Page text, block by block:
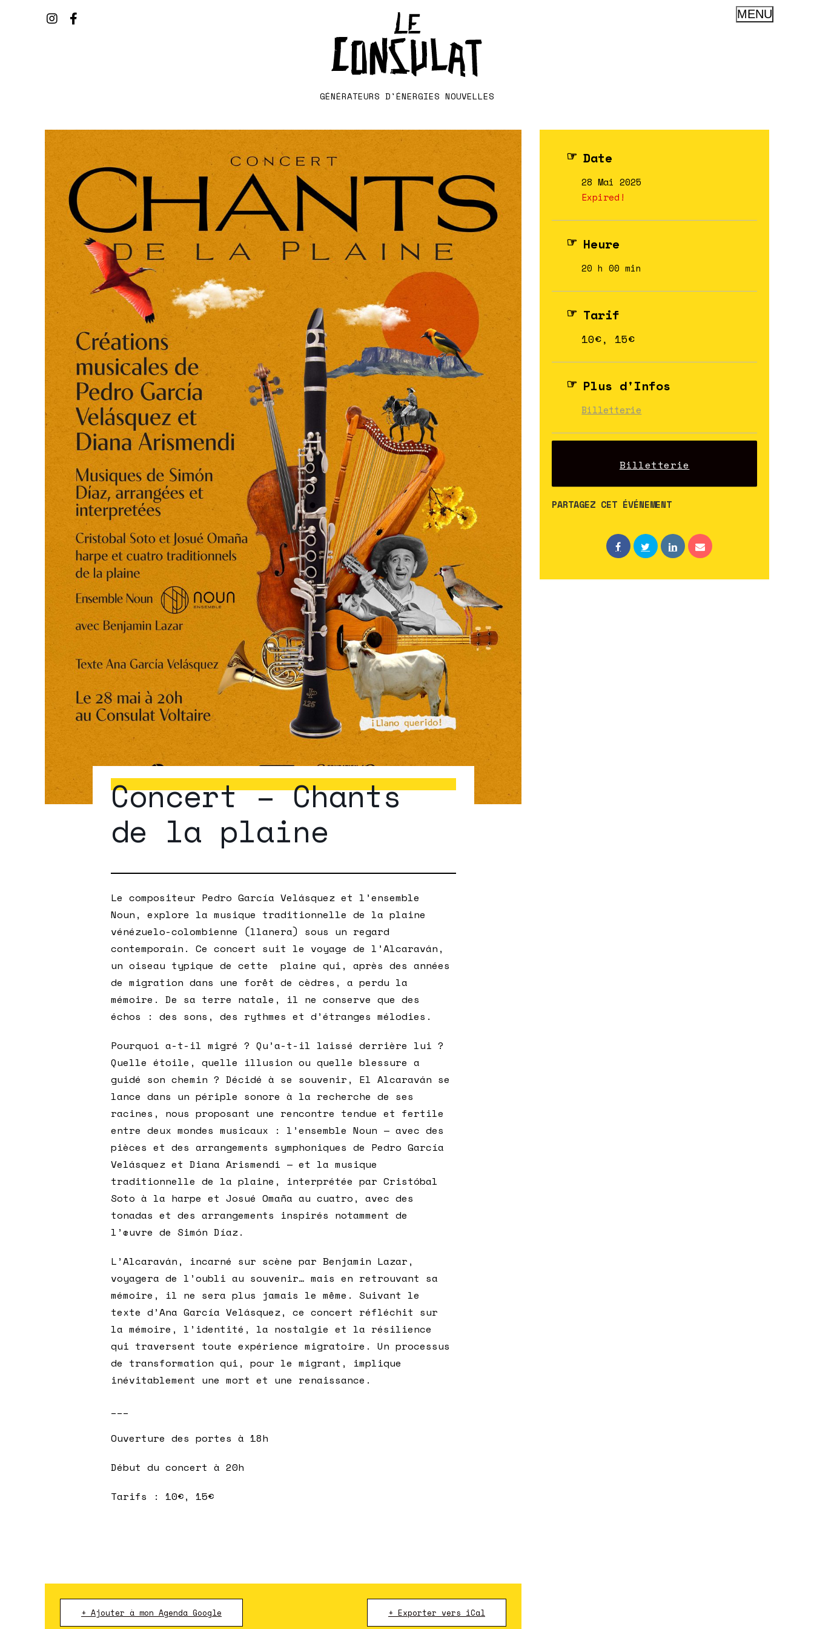
MENU
GÉNÉRATEURS D'ÉNERGIES NOUVELLES
Concert – Chants
de la plaine
Le compositeur Pedro García Velásquez et l’ensemble
Noun, explore la musique traditionnelle de la plaine
vénézuelo-colombienne (llanera) sous un regard
contemporain. Ce concert suit le voyage de l’Alcaraván,
un oiseau typique de cette plaine qui, après des années
de migration dans une forêt de cèdres, a perdu la
mémoire. De sa terre natale, il ne conserve que des
échos : des sons, des rythmes et d’étranges mélodies.
Pourquoi a-t-il migré ? Qu’a-t-il laissé derrière lui ?
Quelle étoile, quelle illusion ou quelle blessure a
guidé son chemin ? Décidé à se souvenir, El Alcaraván se
lance dans un périple sonore à la recherche de ses
racines, nous proposant une rencontre tendue et fertile
entre deux mondes musicaux : l’ensemble Noun — avec des
pièces et des arrangements symphoniques de Pedro García
Velásquez et Diana Arismendi — et la musique
traditionnelle de la plaine, interprétée par Cristóbal
Soto à la harpe et Josué Omaña au cuatro, avec des
tonadas et des arrangements inspirés notamment de
l’œuvre de Simón Díaz.
L’Alcaraván, incarné sur scène par Benjamin Lazar,
voyagera de l’oubli au souvenir… mais en retrouvant sa
mémoire, il ne sera plus jamais le même. Suivant le
texte d’Ana García Velásquez, ce concert réfléchit sur
la mémoire, l’identité, la nostalgie et la résilience
qui traversent toute expérience migratoire. Un processus
de transformation qui, pour le migrant, implique
inévitablement une mort et une renaissance.
Ouverture des portes à 18h
Début du concert à 20h
Tarifs : 10€, 15€
+ Ajouter à mon Agenda Google + Exporter vers iCal
Date
28 Mai 2025
Expired!
Heure
20 h 00 min
Tarif
10€, 15€
Plus d'Infos
Billetterie
Billetterie
PARTAGEZ CET ÉVÉNEMENT